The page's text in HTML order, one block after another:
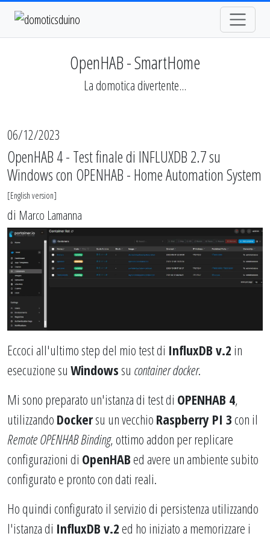
OpenHAB - SmartHome
La domotica divertente...
06/12/2023
OpenHAB 4 - Test finale di INFLUXDB 2.7 su
Windows con OPENHAB - Home Automation System
[English version]
di Marco Lamanna
Eccoci all'ultimo step del mio test di InfluxDB v.2 in
esecuzione su Windows su container docker.
Mi sono preparato un'istanza di test di OPENHAB 4,
utilizzando Dockersu un vecchio Raspberry PI 3con il
Remote OPENHAB Binding, ottimo addon per replicare
configurazioni di OpenHAB ed avere un ambiente subito
configurato e pronto con dati reali.
Ho quindi configurato il servizio di persistenza utilizzando
l'istanza di InfluxDB v.2 ed ho iniziato a memorizzare i